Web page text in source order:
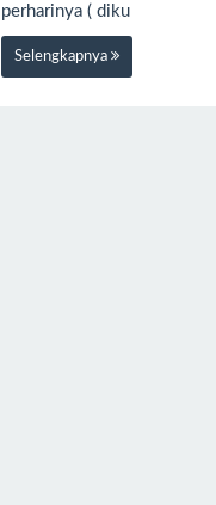
perharinya ( diku
Selengkapnya